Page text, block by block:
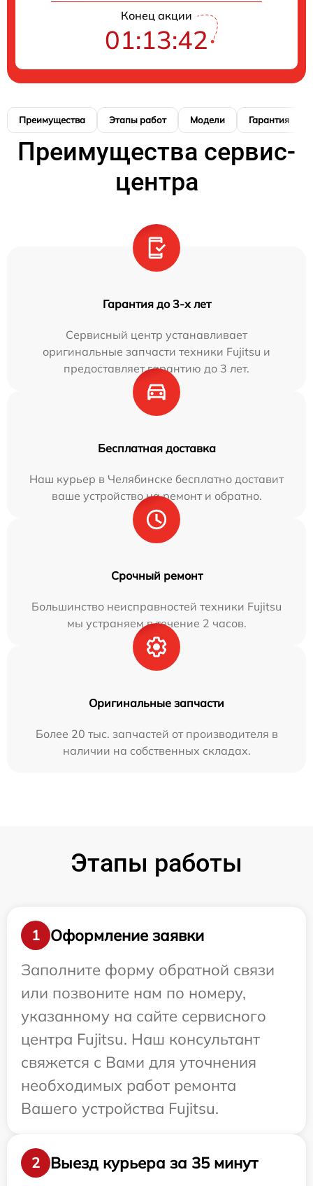
Конец акции
01:13:41
Преимущества Этапы работ Модели Гарантия
Преимущества сервис-
центра
Гарантия до 3-х лет
Сервисный центр устанавливает
оригинальные запчасти техники Fujitsu и
предоставляет гарантию до 3 лет.
Бесплатная доставка
Наш курьер в Челябинске бесплатно доставит
ваше устройство на ремонт и обратно.
Срочный ремонт
Большинство неисправностей техники Fujitsu
мы устраняем в течение 2 часов.
Оригинальные запчасти
Более 20 тыс. запчастей от производителя в
наличии на собственных складах.
Этапы работы
1
Оформление заявки
Заполните форму обратной связи
или позвоните нам по номеру,
указанному на сайте сервисного
центра Fujitsu. Наш консультант
свяжется с Вами для уточнения
необходимых работ ремонта
Вашего устройства Fujitsu.
2 Выезд курьера за 35 минут